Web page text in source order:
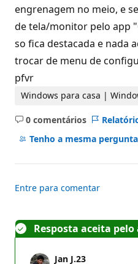
o
engrenagem no meio, e
de tela/monitor pelo app
so fica destacada e nada
trocar de menu de
pfvr
Windows para casa |
0 comentários
Sem
comentários
Tenho a mesma pergunta
Entre para comentar
Resposta aceita
Jan J.23